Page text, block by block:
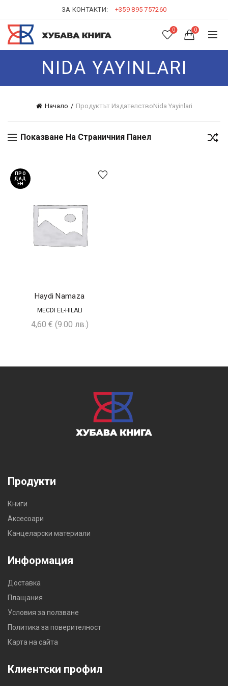
ЗА КОНТАКТИ: +359 895 757260
0 0
NIDA YAYINLARI
Начало Продуктът ИздателствоNida Yayinlari
Показване На Страничния Панел
ПРО
ДАД
ЕН
Haydi Namaza
MECDI EL-HILALI
4,60 € (9.00 лв.)
Продукти
Книги
Аксесоари
Канцеларски материали
Информация
Доставка
Плащания
Условия за ползване
Политика за поверителност
Карта на сайта
Клиентски профил